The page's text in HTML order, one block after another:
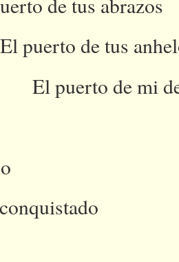
El puerto de tus
El puerto de mi